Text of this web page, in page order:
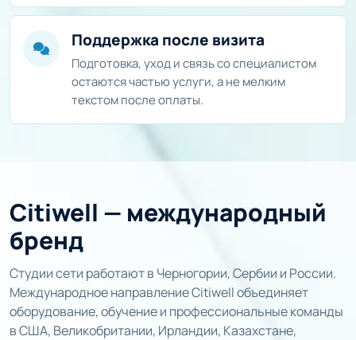
Поддержка после визита
Подготовка, уход и связь со специалистом
остаются частью услуги, а не мелким
текстом после оплаты.
Citiwell — международный
бренд
Студии сети работают в Черногории, Сербии и России.
Международное направление Citiwell объединяет
оборудование, обучение и профессиональные команды
в США, Великобритании, Ирландии, Казахстане,